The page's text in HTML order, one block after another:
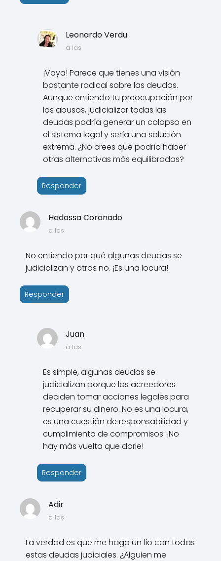
Leonardo Verdu
a las
¡Vaya! Parece que tienes una visión
bastante radical sobre las deudas.
Aunque entiendo tu preocupación por
los abusos, judicializar todas las
deudas podría generar un colapso en
el sistema legal y sería una solución
extrema. ¿No crees que podría haber
otras alternativas más equilibradas?
Responder
Hadassa Coronado
a las
No entiendo por qué algunas deudas se
judicializan y otras no. ¡Es una locura!
Responder
Juan
a las
Es simple, algunas deudas se
judicializan porque los acreedores
deciden tomar acciones legales para
recuperar su dinero. No es una locura,
es una cuestión de responsabilidad y
cumplimiento de compromisos. ¡No
hay más vuelta que darle!
Responder
Adir
a las
La verdad es que me hago un lío con todas
estas deudas judiciales. ¿Alguien me